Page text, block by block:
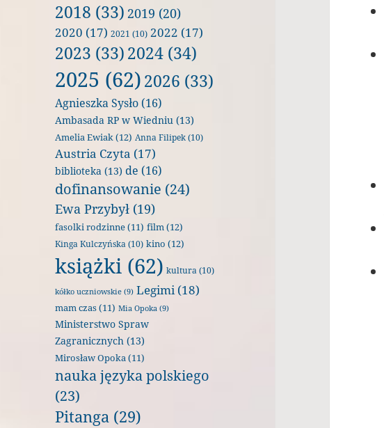
2018 (33) 2019 (20)
2020 (17) 2021 (10) 2022 (17)
2023 (33)2024 (34)
2025 (62)2026 (33)
Agnieszka Sysło (16)
Ambasada RP w Wiedniu (13)
Amelia Ewiak(12) Anna Filipek (10)
Austria Czyta (17)
biblioteka (13) de (16)
dofinansowanie (24)
Ewa Przybył (19)
fasolki rodzinne(11) film(12)
Kinga Kulczyńska (10) kino (12)
książki (62) kultura (10)
kółko uczniowskie (9) Legimi(18)
mam czas(11) Mia Opoka (9)
Ministerstwo Spraw
Zagranicznych (13)
Mirosław Opoka(11)
nauka języka polskiego
(23)
Pitanga (29)